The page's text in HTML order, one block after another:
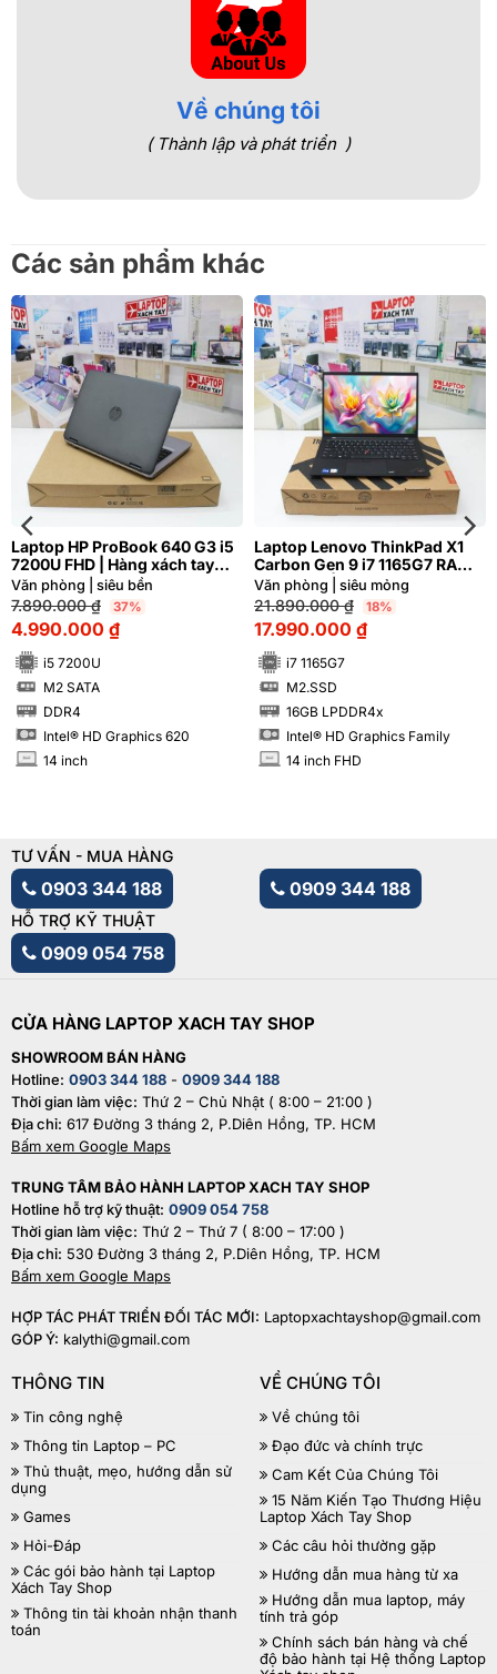
Về chúng tôi
( Thành lập và phát triển )
Các sản phẩm khác
Laptop HP ProBook 640 G3 i5
7200U FHD | Hàng xách tay
95%
Văn phòng | siêu bền
7.890.000₫ 37%
4.990.000 ₫
i5 7200U
SSD M2 SATA
DDR4
Intel® HD Graphics 620
INCH 14 inch
Laptop Lenovo ThinkPad X1
Carbon Gen 9 i7 1165G7 RAM
16GB FHD | Hàng xách tay 99%
Văn phòng | siêu mỏng
21.890.000₫ 18%
17.990.000 ₫
i7 1165G7
SSD M2.SSD
16GB LPDDR4x
Intel® HD Graphics Family
INCH 14 inch FHD
TƯ VẤN - MUA HÀNG
0903 344 188 0909 344 188
HỖ TRỢ KỸ THUẬT
0909 054 758
CỬA HÀNG LAPTOP XACH TAY SHOP
SHOWROOM BÁN HÀNG
Hotline: 0903 344 188 - 0909 344 188
Thời gian làm việc: Thứ 2 – Chủ Nhật ( 8:00 – 21:00 )
Địa chỉ: 617 Đường 3 tháng 2, P.Diên Hồng, TP. HCM
Bấm xem Google Maps
TRUNG TÂM BẢO HÀNH LAPTOP XACH TAY SHOP
Hotline hỗ trợ kỹ thuật: 0909 054 758
Thời gian làm việc: Thứ 2 – Thứ 7 ( 8:00 – 17:00 )
Địa chỉ: 530 Đường 3 tháng 2, P.Diên Hồng, TP. HCM
Bấm xem Google Maps
HỢP TÁC PHÁT TRIỂN ĐỐI TÁC MỚI: Laptopxachtayshop@gmail.com
GÓP Ý: kalythi@gmail.com
THÔNG TIN
Tin công nghệ
Thông tin Laptop – PC
Thủ thuật, mẹo, hướng dẫn sử
dụng
Games
Hỏi-Đáp
Các gói bảo hành tại Laptop
Xách Tay Shop
Thông tin tài khoản nhận thanh
toán
VỀ CHÚNG TÔI
Về chúng tôi
Đạo đức và chính trực
Cam Kết Của Chúng Tôi
15 Năm Kiến Tạo Thương Hiệu
Laptop Xách Tay Shop
Các câu hỏi thường gặp
Hướng dẫn mua hàng từ xa
Hướng dẫn mua laptop, máy
tính trả góp
Chính sách bán hàng và chế
độ bảo hành tại Hệ thống Laptop